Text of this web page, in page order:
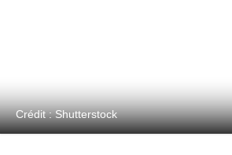
Crédit : Shutterstock